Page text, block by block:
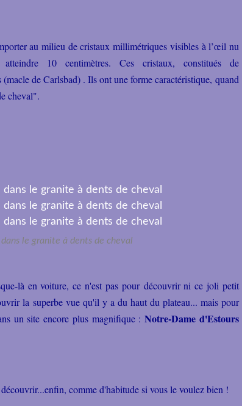
au milieu de cristaux millimétriques visibles à l’œil nu
10 centimètres. Ces cristaux, constitués de
de Carlsbad) . Ils ont une forme caractéristique, quand
cheval".
le granite à dents de cheval
là en voiture, ce n'est pas pour découvrir ni ce joli petit
la superbe vue qu'il y a du haut du plateau... mais pour
un site encore plus magnifique :Notre-Dame d'Estours
comme d'habitude si vous le voulez bien !